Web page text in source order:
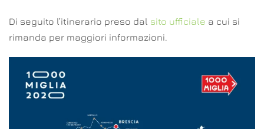
Di seguito l’itinerario preso dal sito ufficiale a cui si
rimanda per maggiori informazioni.